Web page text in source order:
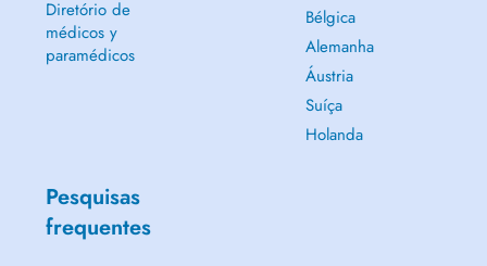
Diretório de
médicos y
paramédicos
Bélgica
Alemanha
Áustria
Suíça
Holanda
Pesquisas
frequentes